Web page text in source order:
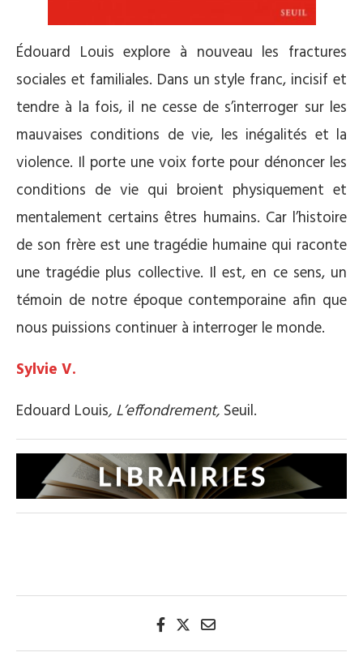
Édouard Louis explore à nouveau les fractures
sociales et familiales. Dans un style franc, incisif et
tendre à la fois, il ne cesse de s’interroger sur les
mauvaises conditions de vie, les inégalités et la
violence. Il porte une voix forte pour dénoncer les
conditions de vie qui broient physiquement et
mentalement certains êtres humains. Car l’histoire
de son frère est une tragédie humaine qui raconte
une tragédie plus collective. Il est, en ce sens, un
témoin de notre époque contemporaine afin que
nous puissions continuer à interroger le monde.
Sylvie V.
Edouard Louis, L’effondrement, Seuil.